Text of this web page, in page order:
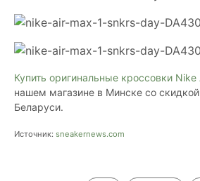
Купить оригинальные кроссовки Nike
нашем магазине в Минске со
Беларуси.
Источник: sneakernews.com